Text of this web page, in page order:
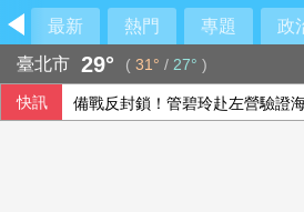
最新 熱門 專題 政
臺北市 29° ( 31° / 27° )
快訊 備戰反封鎖！管碧玲赴左營驗證